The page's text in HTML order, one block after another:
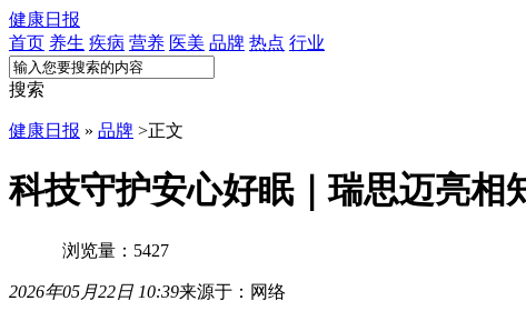
健康日报
首页 养生 疾病 营养 医美 品牌 热点 行业
搜索
健康日报 » 品牌 >正文
科技守护安心好眠｜瑞思迈亮相
浏览量：5427
2026年05月22日 10:39来源于：网络